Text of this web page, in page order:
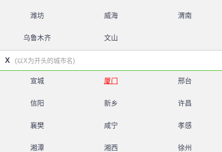
潍坊 威海 渭南
乌鲁木齐 文山
X (以X为开头的城市名)
宣城 厦门 邢台
信阳 新乡 许昌
襄樊 咸宁 孝感
湘潭 湘西 徐州